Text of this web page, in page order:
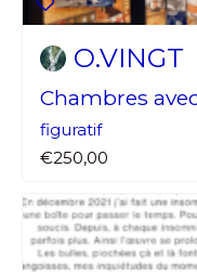
O.VINGT
Chambres
figuratif
€250,00